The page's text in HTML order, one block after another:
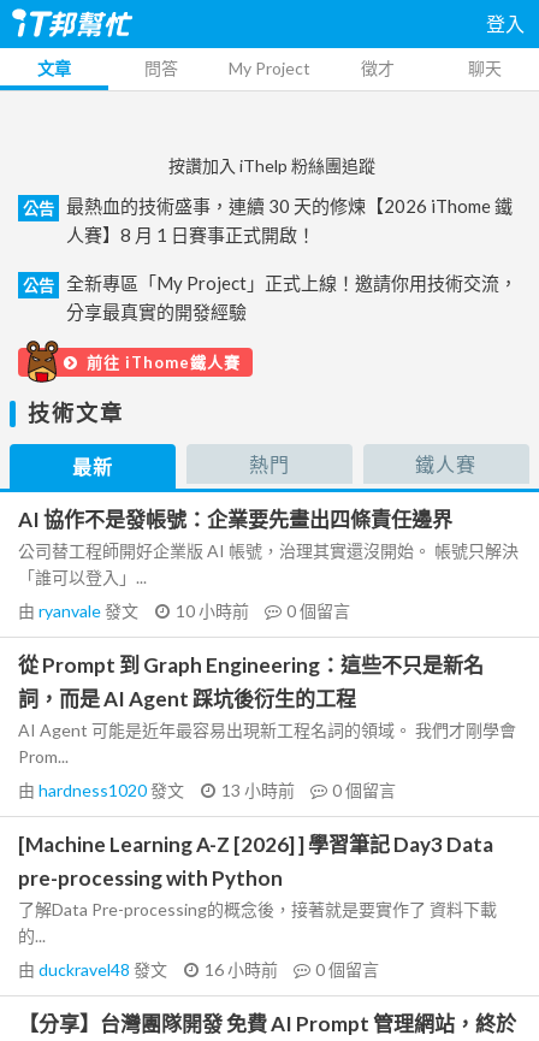
登入
文章 問答 My Project 徵才 聊天
按讚加入 iThelp 粉絲團追蹤
公告
最熱血的技術盛事，連續 30 天的修煉【2026 iThome 鐵
人賽】8 月 1 日賽事正式開啟！
公告
全新專區「My Project」正式上線！邀請你用技術交流，
分享最真實的開發經驗
前往 iThome鐵人賽
技術文章
最新 熱門 鐵人賽
AI 協作不是發帳號：企業要先畫出四條責任邊界
公司替工程師開好企業版 AI 帳號，治理其實還沒開始。 帳號只解決
「誰可以登入」...
由 ryanvale發文 10 小時前 0個留言
從 Prompt 到 Graph Engineering：這些不只是新名
詞，而是 AI Agent 踩坑後衍生的工程
AI Agent 可能是近年最容易出現新工程名詞的領域。 我們才剛學會
Prom...
由 hardness1020發文 13 小時前 0個留言
[Machine Learning A-Z [2026] ] 學習筆記 Day3 Data
pre-processing with Python
了解Data Pre-processing的概念後，接著就是要實作了 資料下載
的...
由 duckravel48 發文 16 小時前 0個留言
【分享】台灣團隊開發 免費 AI Prompt 管理網站，終於